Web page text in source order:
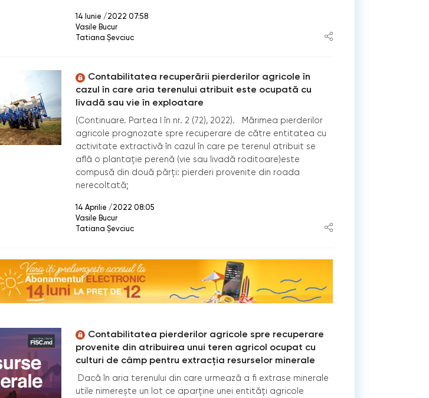
14 Iunie /2022 07:58
Vasile Bucur
Tatiana Șevciuc
Contabilitatea recuperării pierderilor agricole în
cazul în care aria terenului atribuit este ocupată cu
livadă sau vie în exploatare
(Continuare. Partea I în nr. 2 (72), 2022). Mărimea pierderilor
agricole prognozate spre recuperare de către entitatea cu
activitate extractivă în cazul în care pe terenul atribuit se
află o plantație perenă (vie sau livadă roditoare)este
compusă din două părți: pierderi provenite din roada
nerecoltată;
14 Aprilie /2022 08:05
Vasile Bucur
Tatiana Șevciuc
Contabilitatea pierderilor agricole spre recuperare
provenite din atribuirea unui teren agricol ocupat cu
culturi de câmp pentru extracția resurselor minerale
Dacă în aria terenului din care urmează a fi extrase minerale
utile nimerește un lot ce aparține unei entități agricole